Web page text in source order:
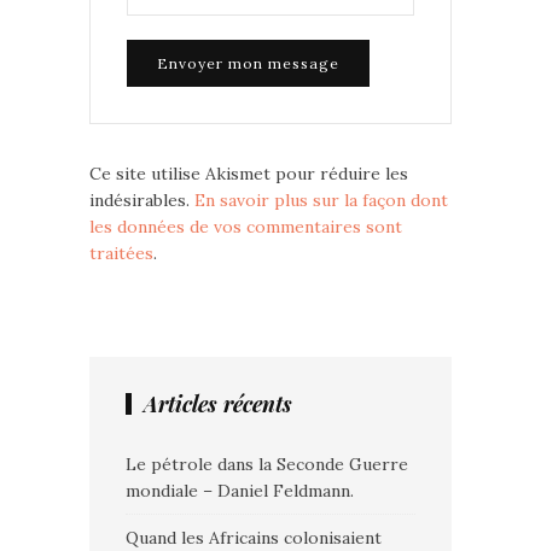
Ce site utilise Akismet pour réduire les
indésirables. En savoir plus sur la façon dont
les données de vos commentaires sont
traitées.
Articles récents
Le pétrole dans la Seconde Guerre
mondiale – Daniel Feldmann.
Quand les Africains colonisaient